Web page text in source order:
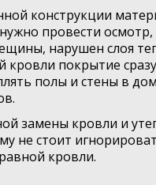
конструкции
провести
нарушен слоя
кровли покрытие
полы и стены в
замены кровли и
не стоит
кровли.